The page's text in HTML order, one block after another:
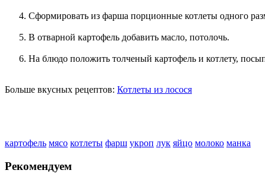
Сформировать из фарша порционные котлеты одного
В отварной картофель добавить масло, потолочь.
На блюдо положить толченый картофель и котлету,
Больше вкусных рецептов: Котлеты из лосося
картофель мясо котлеты фарш укроп лук яйцо молоко манка
Рекомендуем